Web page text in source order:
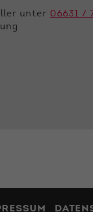
unter 06631 /